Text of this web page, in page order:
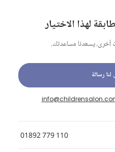
لهذا الاختيار
يسعدنا مساعدتك.
رسالة
01892 779 110